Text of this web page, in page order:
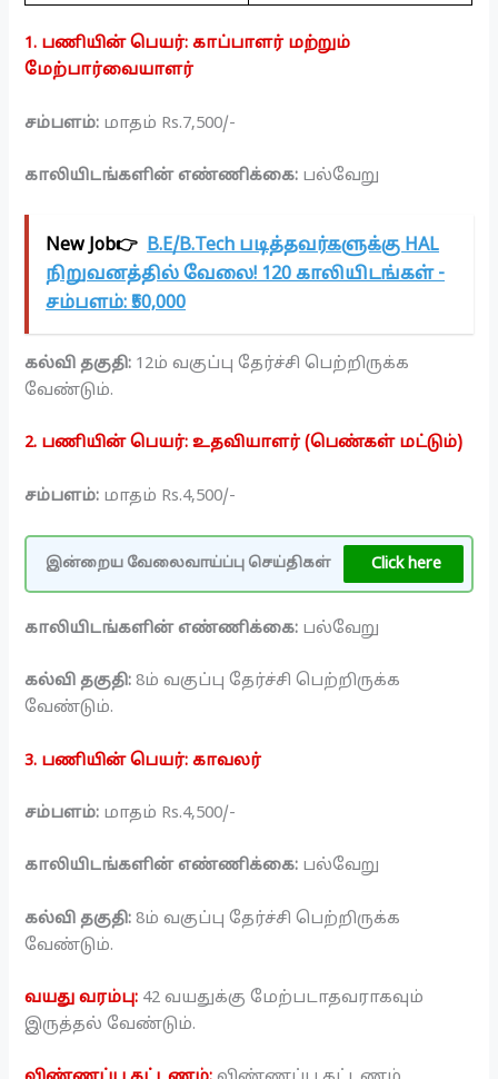
1. பணியின் பெயர்: காப்பாளர் மற்றும்
மேற்பார்வையாளர்
சம்பளம்: மாதம் Rs.7,500/-
காலியிடங்களின் எண்ணிக்கை: பல்வேறு
New Job👉 B.E/B.Tech படித்தவர்களுக்கு HAL
நிறுவனத்தில் வேலை! 120 காலியிடங்கள் -
சம்பளம்: ₹50,000
கல்வி தகுதி: 12ம் வகுப்பு தேர்ச்சி பெற்றிருக்க
வேண்டும்.
2. பணியின் பெயர்: உதவியாளர் (பெண்கள் மட்டும்)
சம்பளம்: மாதம் Rs.4,500/-
இன்றைய வேலைவாய்ப்பு செய்திகள் Click here
காலியிடங்களின் எண்ணிக்கை: பல்வேறு
கல்வி தகுதி: 8ம் வகுப்பு தேர்ச்சி பெற்றிருக்க
வேண்டும்.
3. பணியின் பெயர்: காவலர்
சம்பளம்: மாதம் Rs.4,500/-
காலியிடங்களின் எண்ணிக்கை: பல்வேறு
கல்வி தகுதி: 8ம் வகுப்பு தேர்ச்சி பெற்றிருக்க
வேண்டும்.
வயது வரம்பு: 42 வயதுக்கு மேற்படாதவராகவும்
இருத்தல் வேண்டும்.